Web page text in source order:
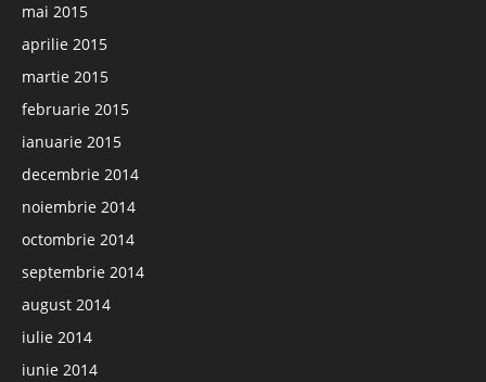
mai 2015
aprilie 2015
martie 2015
februarie 2015
ianuarie 2015
decembrie 2014
noiembrie 2014
octombrie 2014
septembrie 2014
august 2014
iulie 2014
iunie 2014